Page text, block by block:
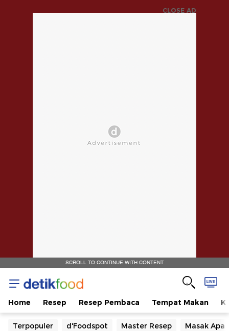
CLOSE AD
SCROLL TO CONTINUE WITH CONTENT
Home Resep Resep Pembaca Tempat Makan
Terpopuler d'Foodspot Master Resep Masak Apa